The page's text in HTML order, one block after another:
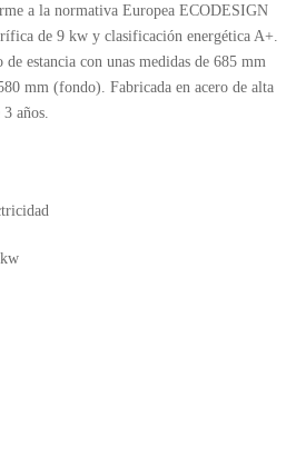
a la normativa Europea ECODESIGN
de 9 kw y clasificación energética A+.
estancia con unas medidas de 685 mm
mm (fondo). Fabricada en acero de alta
años.